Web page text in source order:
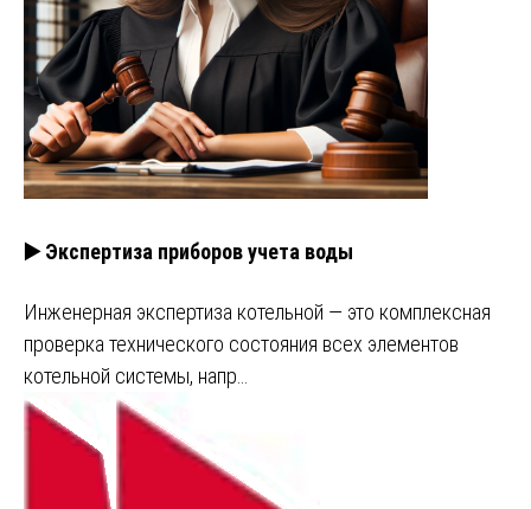
▶️ Экспертиза приборов учета воды
Инженерная экспертиза котельной — это комплексная
проверка технического состояния всех элементов
котельной системы, напр…